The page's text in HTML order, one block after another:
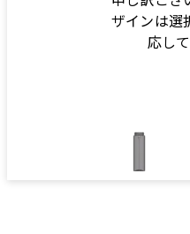
ザインは選
応し